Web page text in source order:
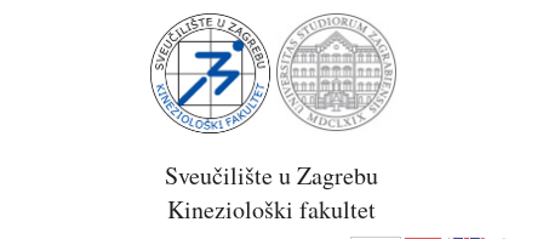
Sveučilište u Zagrebu
Kineziološki fakultet